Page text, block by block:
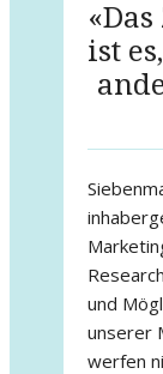
ist es,
und
unserer
werfen